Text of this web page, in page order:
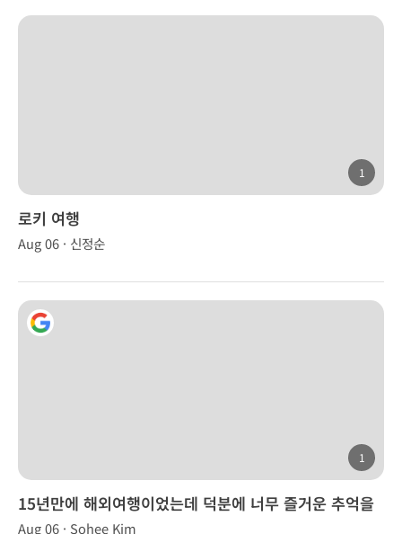
1
로키 여행
Aug 06 · 신정순
1
15년만에 해외여행이었는데 덕분에 너무 즐거운 추억을
만들었습니다.
Aug 06 · Sohee Kim